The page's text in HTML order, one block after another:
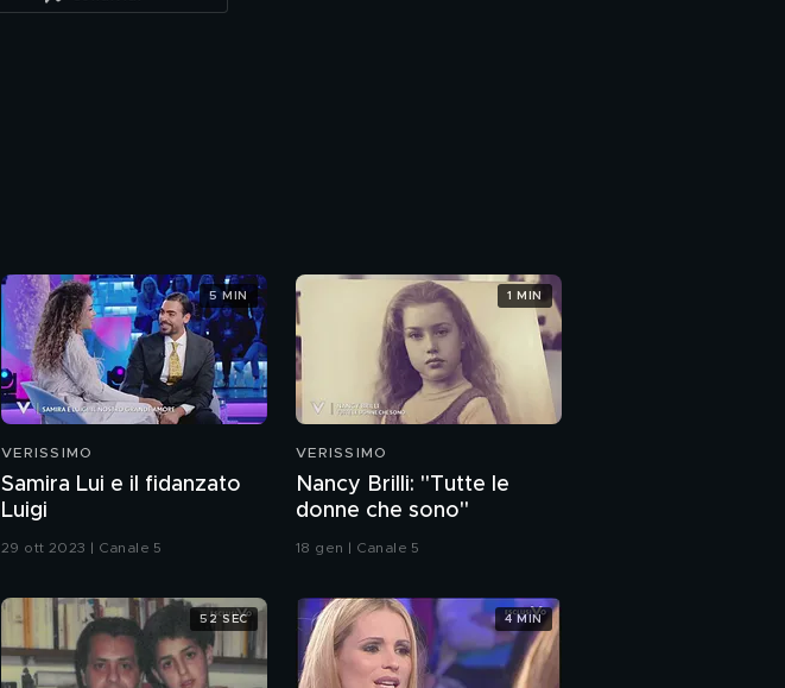
VERISSIMO
Samira Lui e il fidanzato
Luigi
29 ott 2023 | Canale 5
5 MIN
VERISSIMO
Nancy Brilli: "Tutte le
donne che sono"
18 gen | Canale 5
1 MIN
52 SEC 4 MIN